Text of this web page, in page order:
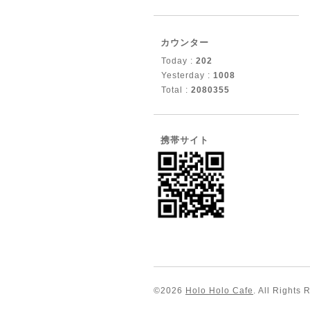
カウンター
Today : 202
Yesterday : 1008
Total : 2080355
携帯サイト
©2026 Holo Holo Cafe . All Rights